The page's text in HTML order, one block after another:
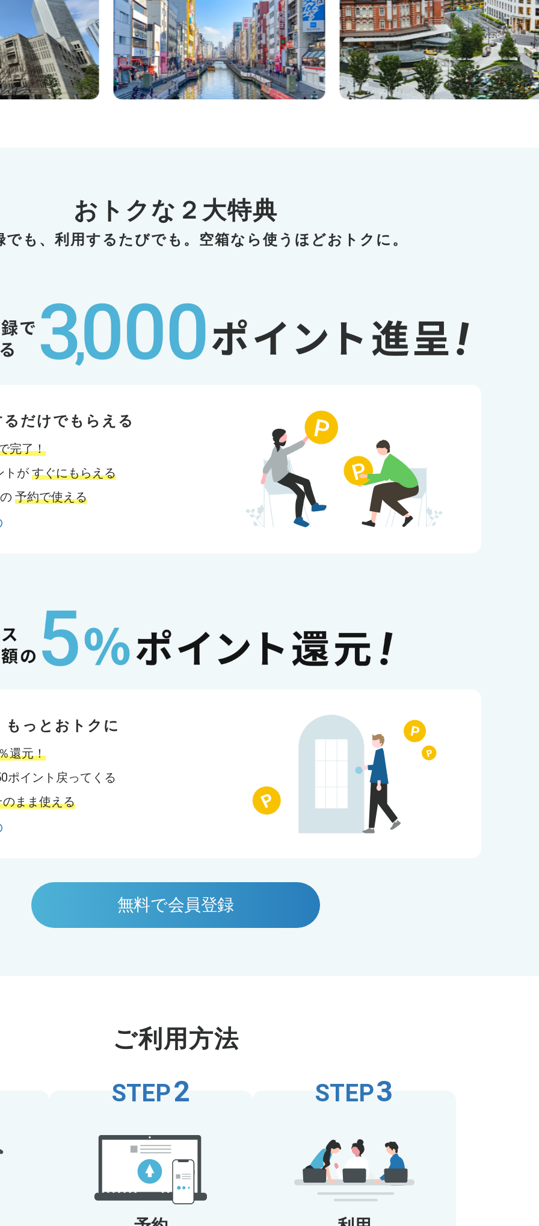
おトクな２大特典
でも、利用するたびでも。 空箱なら使うほどおトクに。
だけでもらえる
完了！
トが すぐにもらえる
予約で使える
もっとおトクに
還元！
ポイント戻ってくる
のまま使える
無料で会員登録
ご利用方法
STEP2 STEP3
す。あらかじめご了承ください。
・付与される特典の利用有効期限は、マイページ内「ポイント履歴」に記載の
日付をご確認ください。